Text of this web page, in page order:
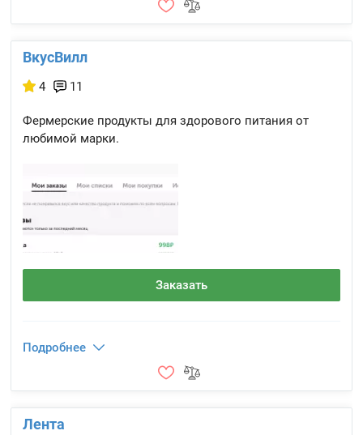
ВкусВилл
4 11
Фермерские продукты для здорового питания от
любимой марки.
Заказать
Подробнее
Лента